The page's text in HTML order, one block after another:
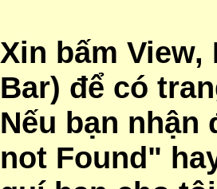
Xin bấm View,
Bar) để có
Nếu bạn nhận
not Found"